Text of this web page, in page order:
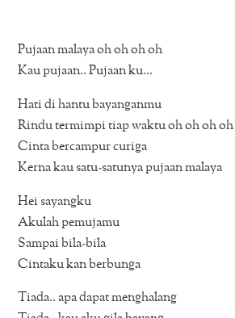
Pujaan malaya oh oh oh oh
Kau pujaan.. Pujaan ku…
Hati di hantu bayanganmu
Rindu termimpi tiap waktu oh oh oh oh
Cinta bercampur curiga
Kerna kau satu-satunya pujaan malaya
Hei sayangku
Akulah pemujamu
Sampai bila-bila
Cintaku kan berbunga
Tiada.. apa dapat menghalang